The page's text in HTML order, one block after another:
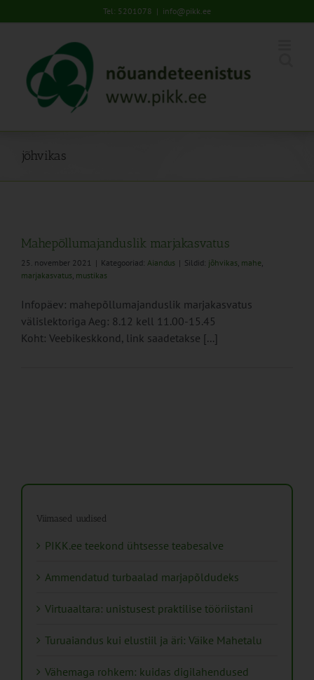
to
Tel: 5201078 | info@pikk.ee
jõhvikas
Mahepõllumajanduslik marjakasvatus
25. november 2021 | Kategooriad: Aiandus | Sildid: jõhvikas, mahe,
marjakasvatus, mustikas
Infopäev: mahepõllumajanduslik marjakasvatus
välislektoriga Aeg: 8.12 kell 11.00-15.45
Koht: Veebikeskkond, link saadetakse [...]
Viimased uudised
PIKK.ee teekond ühtsesse teabesalve
Ammendatud turbaalad marjapõldudeks
Virtuaaltara: unistusest praktilise tööriistani
Turuaiandus kui elustiil ja äri: Väike Mahetalu
Vähemaga rohkem: kuidas digilahendused